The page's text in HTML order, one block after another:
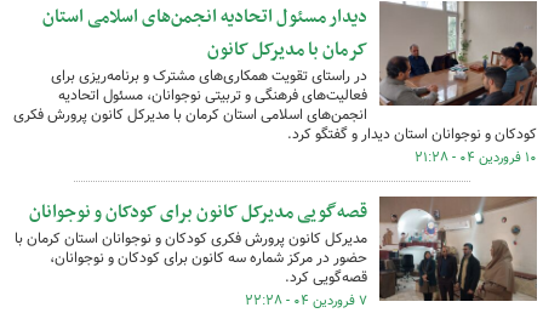
دیدار مسئول اتحادیه انجمن‌های اسلامی استان
کرمان با مدیرکل کانون
در راستای تقویت همکاری‌های مشترک و برنامه‌ریزی برای
فعالیت‌های فرهنگی و تربیتی نوجوانان، مسئول اتحادیه
انجمن‌های اسلامی استان کرمان با مدیرکل کانون پرورش فکری
کودکان و نوجوانان استان دیدار و گفتگو کرد.
۱۰ فروردین ۰۴ - ۲۱:۲۸
قصه‌گویی مدیرکل کانون برای کودکان و نوجوانان
مدیرکل کانون پرورش فکری کودکان و نوجوانان استان کرمان با
حضور در مرکز شماره سه کانون برای کودکان و نوجوانان،
قصه‌گویی کرد.
۷ فروردین ۰۴ - ۲۲:۲۸